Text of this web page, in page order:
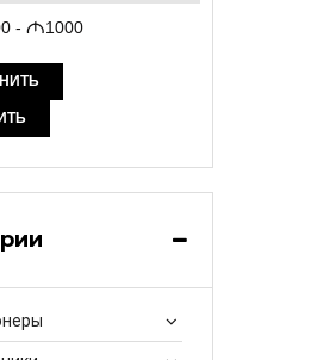
- M1000